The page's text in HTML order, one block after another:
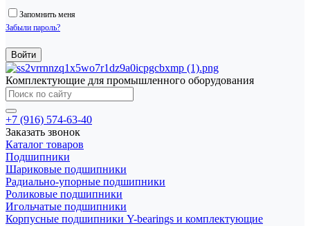
Запомнить меня
Забыли пароль?
Комплектующие для промышленного оборудования
+7 (916) 574-63-40
Заказать звонок
Каталог товаров
Подшипники
Шариковые подшипники
Радиально-упорные подшипники
Роликовые подшипники
Игольчатые подшипники
Корпусные подшипники Y-bearings и комплектующие